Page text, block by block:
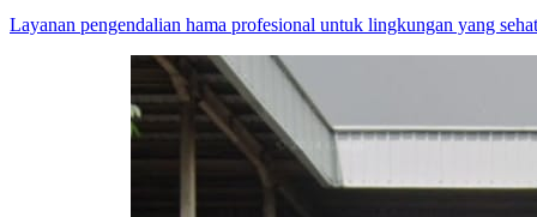
Layanan pengendalian hama profesional untuk lingkungan yang